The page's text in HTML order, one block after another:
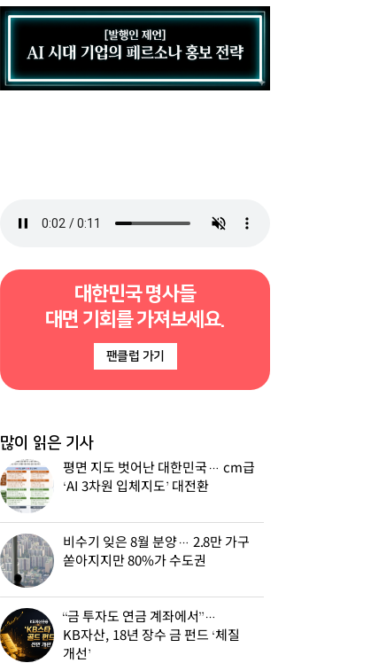
대한민국 명사들
대면 기회를 가져보세요.
팬클럽 가기
많이 읽은 기사
평면 지도 벗어난 대한민국… cm급
‘AI 3차원 입체지도’ 대전환
비수기 잊은 8월 분양… 2.8만 가구
쏟아지지만 80%가 수도권
“금 투자도 연금 계좌에서”…
KB자산, 18년 장수 금 펀드 ‘체질
개선’